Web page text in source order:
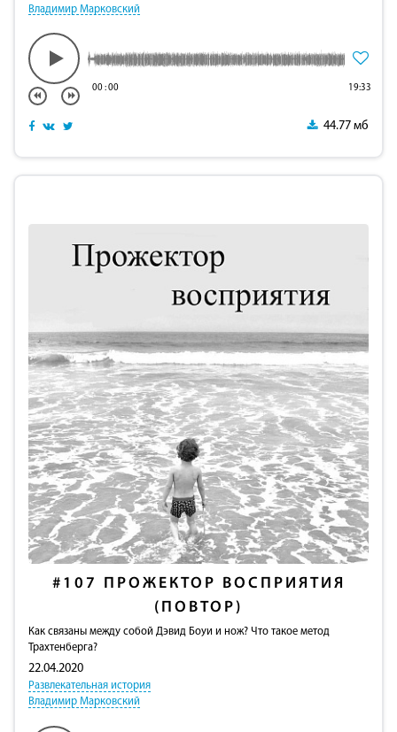
Владимир Марковский
00:00 19:33
44.77 мб
#107 ПРОЖЕКТОР ВОСПРИЯТИЯ
(ПОВТОР)
Как связаны между собой Дэвид Боуи и нож? Что такое метод
Трахтенберга?
22.04.2020
Развлекательная история
Владимир Марковский